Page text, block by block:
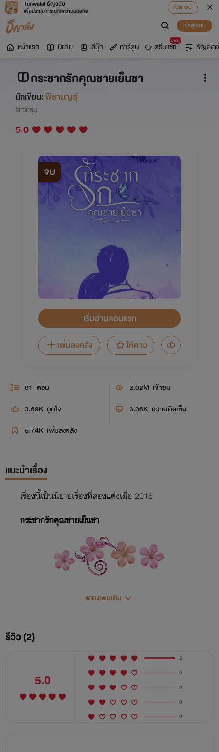
Tunwalai ธัญวลัย
เพื่อประสบการณ์ที่ดีกว่าบนมือถือ
เปิดแอป
เข้าสู่ระบบ
หน้าแรก นิยาย อีบุ๊ก การ์ตูน
มาใหม่
ดรีมแชท ธัญลิสต์
กระชากรักคุณชายเย็นชา
นักเขียน:พิชามญธุ์
รักวัยรุ่น
5.0
จบ
เริ่มอ่านตอนแรก
เพิ่มลงคลัง
ให้ดาว
81 ตอน 2.02M เข้าชม
3.69K ถูกใจ 3.36K ความคิดเห็น
5.74K เพิ่มลงคลัง
แนะนำเรื่อง
เรื่องนี้เป็นนิยายเรื่องที่สองแต่งเมื่อ 2018
กระชากรักคุณชายเย็นชา
บดินทร์ หรือ บีม (คุณชายเย็นชา)
หนุ่มหล่อมาดขรึม จอมเย็นชา หรือฉายาที่ทุกคนตั้งให้
คุณชายเย็นชา เขาไม่เคยสนใจใคร ไม่เคยรักใครจนกระทั้งมาเจอ
กับสาวสวยดีกรีเป็นถึงดีเจประจำผับแต่เขาก็ไม่สามารถคว้าเธอ
มาเป็นของตัวเองได้ แล้วอยู่ๆครอบครัวก็
แสดงเพิ่มเติม
รีวิว (2)
5.0
2
0
0
0
0